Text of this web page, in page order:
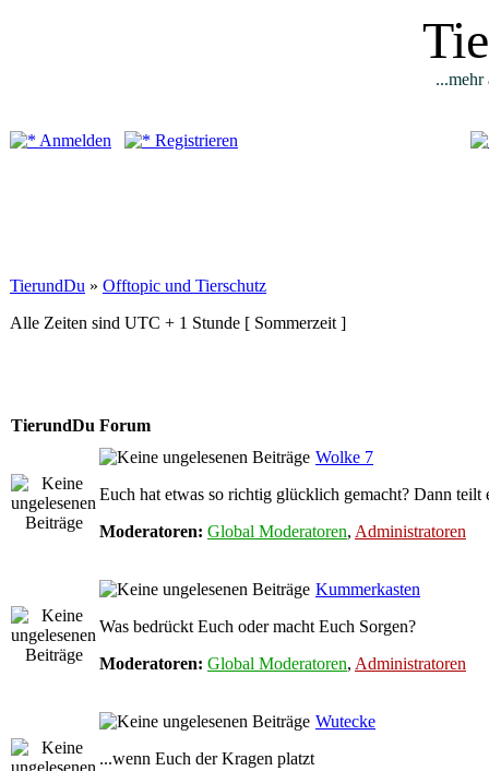
...mehr
Anmelden Registrieren
TierundDu » Offtopic und Tierschutz
Alle Zeiten sind UTC + 1 Stunde [ Sommerzeit ]
TierundDu Forum
Wolke 7
Euch hat etwas so richtig glücklich gemacht? Dann teilt
Moderatoren: Global Moderatoren, Administratoren
Kummerkasten
Was bedrückt Euch oder macht Euch Sorgen?
Moderatoren: Global Moderatoren, Administratoren
Wutecke
...wenn Euch der Kragen platzt